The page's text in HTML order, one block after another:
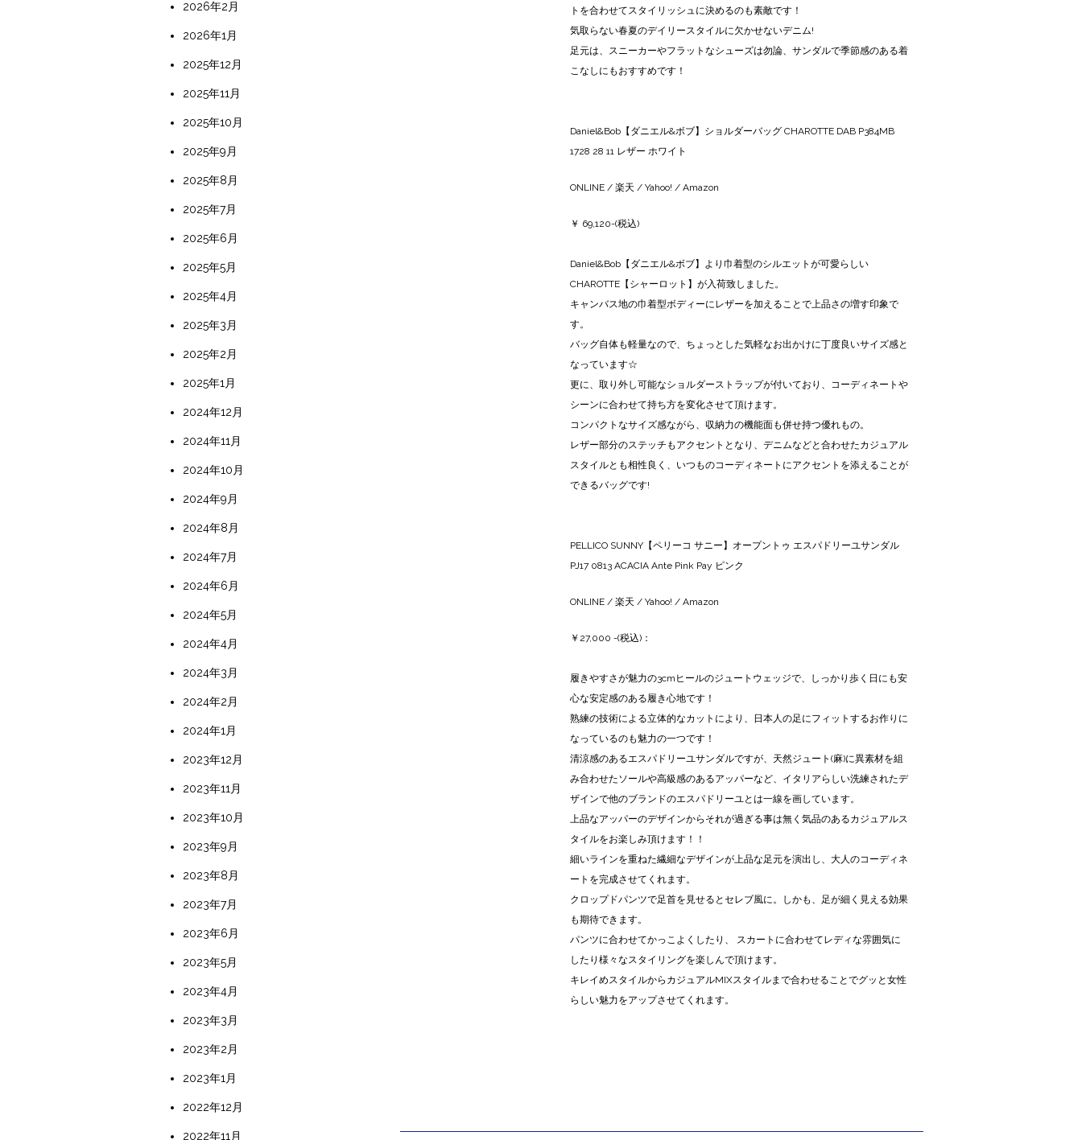
トを合わせてスタイリッシュに決めるのも素敵です！
気取らない春夏のデイリースタイルに欠かせないデニム!
足元は、スニーカーやフラットなシューズは勿論、サンダルで季節感のある着
こなしにもおすすめです！
Daniel&Bob【ダニエル&ボブ】ショルダーバッグ CHAROTTE DAB P384MB
1728 28 11 レザー ホワイト
ONLINE /楽天 /Yahoo! /Amazon
￥ 69,120-(税込)
Daniel&Bob【ダニエル&ボブ】より巾着型のシルエットが可愛らしい
CHAROTTE【シャーロット】が入荷致しました。
キャンバス地の巾着型ボディーにレザーを加えることで上品さの増す印象で
す。
バッグ自体も軽量なので、ちょっとした気軽なお出かけに丁度良いサイズ感と
なっています☆
更に、取り外し可能なショルダーストラップが付いており、コーディネートや
シーンに合わせて持ち方を変化させて頂けます。
コンパクトなサイズ感ながら、収納力の機能面も併せ持つ優れもの。
レザー部分のステッチもアクセントとなり、デニムなどと合わせたカジュアル
スタイルとも相性良く、いつものコーディネートにアクセントを添えることが
できるバッグです!
PELLICO SUNNY【ペリーコ サニー】オープントゥ エスパドリーユサンダル
PJ17 0813 ACACIA Ante Pink Pay ピンク
ONLINE /楽天 / Yahoo!/ Amazon
￥27,000 -(税込)：
履きやすさが魅力の3cmヒールのジュートウェッジで、しっかり歩く日にも安
心な安定感のある履き心地です！
熟練の技術による立体的なカットにより、日本人の足にフィットするお作りに
なっているのも魅力の一つです！
清涼感のあるエスパドリーユサンダルですが、天然ジュート(麻)に異素材を組
み合わせたソールや高級感のあるアッパーなど、イタリアらしい洗練されたデ
ザインで他のブランドのエスパドリーユとは一線を画しています。
上品なアッパーのデザインからそれが過ぎる事は無く気品のあるカジュアルス
タイルをお楽しみ頂けます！！
細いラインを重ねた繊細なデザインが上品な足元を演出し、大人のコーディネ
ートを完成させてくれます。
クロップドパンツで足首を見せるとセレブ風に。しかも、足が細く見える効果
も期待できます。
パンツに合わせてかっこよくしたり、 スカートに合わせてレディな雰囲気に
したり様々なスタイリングを楽しんで頂けます。
キレイめスタイルからカジュアルMIXスタイルまで合わせることでグッと女性
らしい魅力をアップさせてくれます。
2026年2月
2026年1月
2025年12月
2025年11月
2025年10月
2025年9月
2025年8月
2025年7月
2025年6月
2025年5月
2025年4月
2025年3月
2025年2月
2025年1月
2024年12月
2024年11月
2024年10月
2024年9月
2024年8月
2024年7月
2024年6月
2024年5月
2024年4月
2024年3月
2024年2月
2024年1月
2023年12月
2023年11月
2023年10月
2023年9月
2023年8月
2023年7月
2023年6月
2023年5月
2023年4月
2023年3月
2023年2月
2023年1月
2022年12月
2022年11月